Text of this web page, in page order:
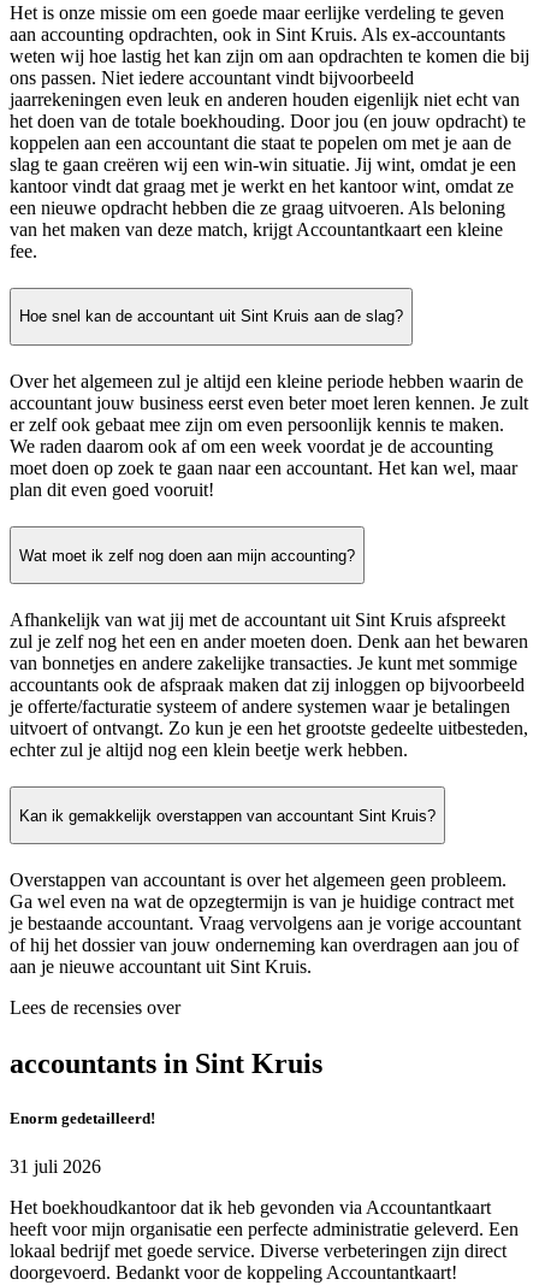
Het is onze missie om een goede maar eerlijke verdeling te geven
aan accounting opdrachten, ook in Sint Kruis. Als ex-accountants
weten wij hoe lastig het kan zijn om aan opdrachten te komen die bij
ons passen. Niet iedere accountant vindt bijvoorbeeld
jaarrekeningen even leuk en anderen houden eigenlijk niet echt van
het doen van de totale boekhouding. Door jou (en jouw opdracht) te
koppelen aan een accountant die staat te popelen om met je aan de
slag te gaan creëren wij een win-win situatie. Jij wint, omdat je een
kantoor vindt dat graag met je werkt en het kantoor wint, omdat ze
een nieuwe opdracht hebben die ze graag uitvoeren. Als beloning
van het maken van deze match, krijgt Accountantkaart een kleine
fee.
Hoe snel kan de accountant uit Sint Kruis aan de slag?
Over het algemeen zul je altijd een kleine periode hebben waarin de
accountant jouw business eerst even beter moet leren kennen. Je zult
er zelf ook gebaat mee zijn om even persoonlijk kennis te maken.
We raden daarom ook af om een week voordat je de accounting
moet doen op zoek te gaan naar een accountant. Het kan wel, maar
plan dit even goed vooruit!
Wat moet ik zelf nog doen aan mijn accounting?
Afhankelijk van wat jij met de accountant uit Sint Kruis afspreekt
zul je zelf nog het een en ander moeten doen. Denk aan het bewaren
van bonnetjes en andere zakelijke transacties. Je kunt met sommige
accountants ook de afspraak maken dat zij inloggen op bijvoorbeeld
je offerte/facturatie systeem of andere systemen waar je betalingen
uitvoert of ontvangt. Zo kun je een het grootste gedeelte uitbesteden,
echter zul je altijd nog een klein beetje werk hebben.
Kan ik gemakkelijk overstappen van accountant Sint Kruis?
Overstappen van accountant is over het algemeen geen probleem.
Ga wel even na wat de opzegtermijn is van je huidige contract met
je bestaande accountant. Vraag vervolgens aan je vorige accountant
of hij het dossier van jouw onderneming kan overdragen aan jou of
aan je nieuwe accountant uit Sint Kruis.
Lees de recensies over
accountants in Sint Kruis
Enorm gedetailleerd!
31 juli 2026
Het boekhoudkantoor dat ik heb gevonden via Accountantkaart
heeft voor mijn organisatie een perfecte administratie geleverd. Een
lokaal bedrijf met goede service. Diverse verbeteringen zijn direct
doorgevoerd. Bedankt voor de koppeling Accountantkaart!